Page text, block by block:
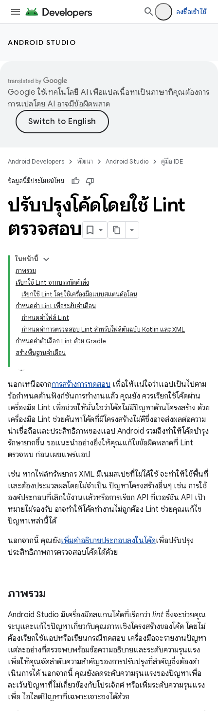
ลงชื่อเข้าใช้
ANDROID STUDIO
Google ใช้เทคโนโลยี AI เพื่อแปลเนื้อหาเป็นภาษาที่คุณต้องการ
การแปลโดย AI อาจมีข้อผิดพลาด
Android Developers พัฒนา Android Studio คู่มือ IDE
ข้อมูลนี้มีประโยชน์ไหม
ปรับปรุงโค้ดโดยใช้ Lint
ตรวจสอบ
ในหน้านี้
ภาพรวม
เรียกใช้ Lint จากบรรทัดคำสั่ง
เรียกใช้ Lint โดยใช้เครื่องมือแบบสแตนด์อโลน
กำหนดค่า Lint เพื่อระงับคำเตือน
กำหนดค่าไฟล์ Lint
กำหนดค่าการตรวจสอบ Lint สำหรับไฟล์ต้นฉบับ Kotlin และ XML
กำหนดค่าตัวเลือก Lint ด้วย Gradle
สร้างพื้นฐานคำเตือน
นอกเหนือจากการสร้างการทดสอบ เพื่อให้แน่ใจว่าแอปเป็นไปตาม
ข้อกำหนดด้านฟังก์ชันการทำงานแล้ว คุณยัง ควรเรียกใช้โค้ดผ่าน
เครื่องมือ Lint เพื่อช่วยให้มั่นใจว่าโค้ดไม่มีปัญหาด้านโครงสร้าง ด้วย
เครื่องมือ Lint ช่วยค้นหาโค้ดที่มีโครงสร้างไม่ดีซึ่งอาจส่งผลต่อความ
น่าเชื่อถือและประสิทธิภาพของแอป Android รวมถึงทำให้โค้ดบำรุง
รักษายากขึ้น ขอแนะนำอย่างยิ่งให้คุณแก้ไขข้อผิดพลาดที่ Lint
ตรวจพบ ก่อนเผยแพร่แอป
เช่น หากไฟล์ทรัพยากร XML มีเนมสเปซที่ไม่ได้ใช้ จะทำให้ใช้พื้นที่
และต้องประมวลผลโดยไม่จำเป็น ปัญหาโครงสร้างอื่นๆ เช่น การใช้
องค์ประกอบที่เลิกใช้งานแล้วหรือการเรียก API ที่เวอร์ชัน API เป้า
หมายไม่รองรับ อาจทำให้โค้ดทำงานไม่ถูกต้อง Lint ช่วยคุณแก้ไข
ปัญหาเหล่านี้ได้
นอกจากนี้ คุณยังเพิ่มคำอธิบายประกอบลงในโค้ดเพื่อปรับปรุง
ประสิทธิภาพการตรวจสอบโค้ดได้ด้วย
ภาพรวม
Android Studio มีเครื่องมือสแกนโค้ดที่เรียกว่า lint ซึ่งจะช่วยคุณ
ระบุและแก้ไขปัญหาเกี่ยวกับคุณภาพเชิงโครงสร้างของโค้ด โดยไม่
ต้องเรียกใช้แอปหรือเขียนกรณีทดสอบ เครื่องมือจะรายงานปัญหา
แต่ละอย่างที่ตรวจพบพร้อมข้อความอธิบายและระดับความรุนแรง
เพื่อให้คุณจัดลําดับความสําคัญของการปรับปรุงที่สําคัญซึ่งต้องดํา
เนินการได้ นอกจากนี้ คุณยังลดระดับความรุนแรงของปัญหาเพื่อ
ละเว้นปัญหาที่ไม่เกี่ยวข้องกับโปรเจ็กต์ หรือเพิ่มระดับความรุนแรง
เพื่อ ไฮไลต์ปัญหาที่เฉพาะเจาะจงได้ด้วย